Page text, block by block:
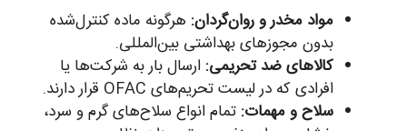
مواد مخدر و روان‌گردان: هرگونه ماده کنترل‌شده
بدون مجوزهای بهداشتی بین‌المللی.
کالاهای ضد تحریمی: ارسال بار به شرکت‌ها یا
افرادی که در لیست تحریم‌های OFAC قرار دارند.
سلاح و مهمات: تمام انواع سلاح‌های گرم و سرد،